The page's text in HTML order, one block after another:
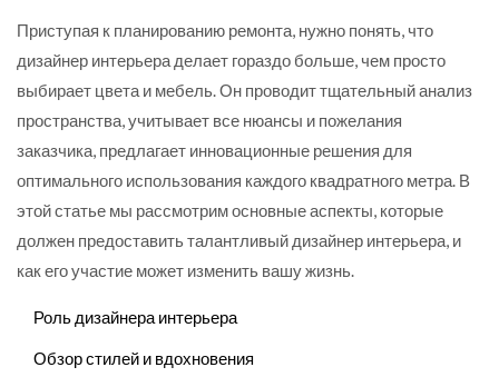
Приступая к планированию ремонта, нужно понять, что
дизайнер интерьера делает гораздо больше, чем просто
выбирает цвета и мебель. Он проводит тщательный анализ
пространства, учитывает все нюансы и пожелания
заказчика, предлагает инновационные решения для
оптимального использования каждого квадратного метра. В
этой статье мы рассмотрим основные аспекты, которые
должен предоставить талантливый дизайнер интерьера, и
как его участие может изменить вашу жизнь.
Роль дизайнера интерьера
Обзор стилей и вдохновения